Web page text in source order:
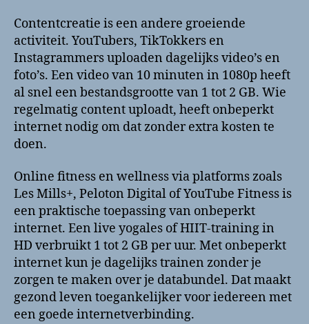
Contentcreatie is een andere groeiende
activiteit. YouTubers, TikTokkers en
Instagrammers uploaden dagelijks video’s en
foto’s. Een video van 10 minuten in 1080p heeft
al snel een bestandsgrootte van 1 tot 2 GB. Wie
regelmatig content uploadt, heeft onbeperkt
internet nodig om dat zonder extra kosten te
doen.
Online fitness en wellness via platforms zoals
Les Mills+, Peloton Digital of YouTube Fitness is
een praktische toepassing van onbeperkt
internet. Een live yogales of HIIT-training in
HD verbruikt 1 tot 2 GB per uur. Met onbeperkt
internet kun je dagelijks trainen zonder je
zorgen te maken over je databundel. Dat maakt
gezond leven toegankelijker voor iedereen met
een goede internetverbinding.